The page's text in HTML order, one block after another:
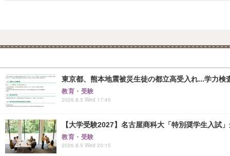
東京都、熊本地震被災生徒の都立高受入れ...学力検
教育・受験
2026.8.5 Wed 17:45
【大学受験2027】名古屋商科大「特別奨学生入試
教育・受験
2026.8.5 Wed 20:15